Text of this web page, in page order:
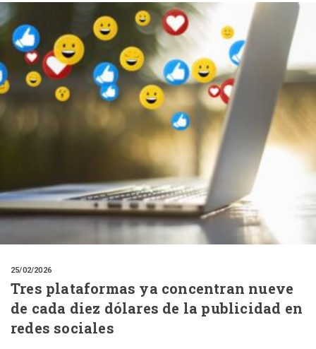
25/02/2026
Tres plataformas ya concentran nueve
de cada diez dólares de la publicidad en
redes sociales